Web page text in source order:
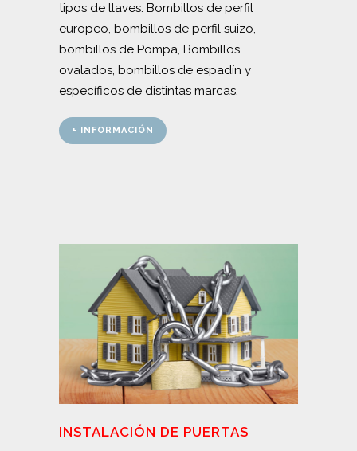
tipos de llaves. Bombillos de perfil
europeo, bombillos de perfil suizo,
bombillos de Pompa, Bombillos
ovalados, bombillos de espadín y
específicos de distintas marcas.
+ INFORMACIÓN
INSTALACIÓN DE PUERTAS